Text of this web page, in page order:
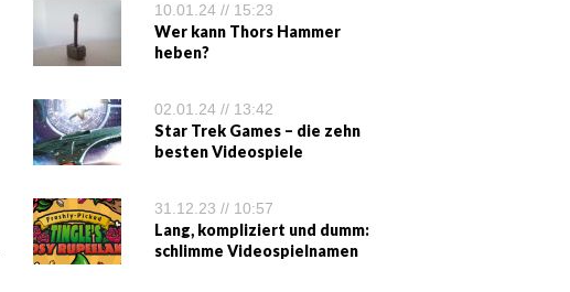
10.01.24 // 15:23
Wer kann Thors Hammer
heben?
02.01.24 // 13:42
Star Trek Games – die zehn
besten Videospiele
31.12.23 // 10:57
Lang, kompliziert und dumm:
schlimme Videospielnamen